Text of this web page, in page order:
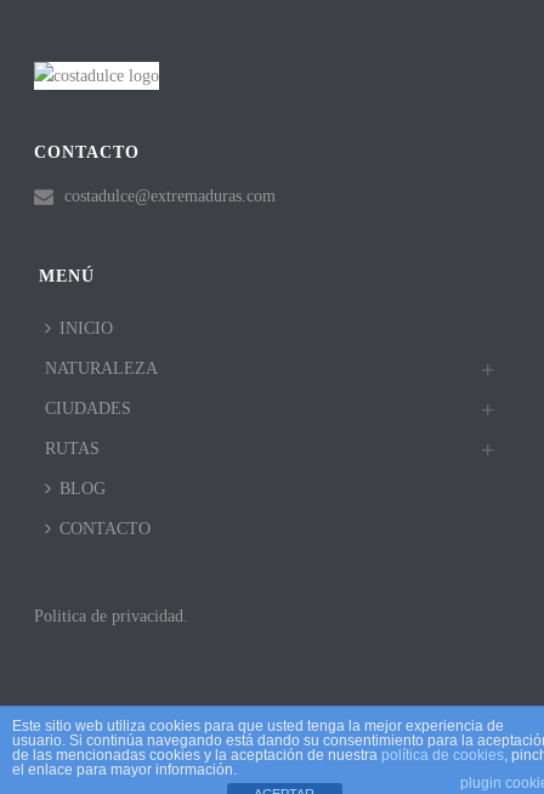
CONTACTO
costadulce@extremaduras.com
MENÚ
INICIO
NATURALEZA
CIUDADES
RUTAS
BLOG
CONTACTO
Politica de privacidad.
Este sitio web utiliza cookies para que usted tenga la mejor experiencia de
usuario. Si continúa navegando está dando su consentimiento para la
de las mencionadas cookies y la aceptación de nuestra política de cookies,
el enlace para mayor información.
plugin